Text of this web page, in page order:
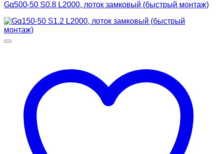
Gq500-50 S0.8 L2000, лоток замковый (быстрый монтаж)